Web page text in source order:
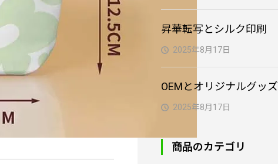
昇華転写とシルク印刷
2025年8月17日
OEMとオリジナルグッズ
2025年8月17日
商品のカテゴリ